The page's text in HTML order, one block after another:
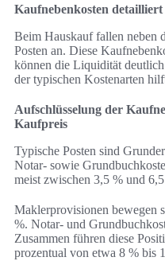
Kaufnebenkosten
Beim Hauskauf fallen neben
Posten an. Diese
können die Liquidität
der typischen Kostenarten
Aufschlüsselung der
Kaufpreis
Typische Posten sind
Notar- sowie
meist zwischen 3,5 % und
Maklerprovisionen bewegen
%. Notar- und
Zusammen führen diese
prozentual von etwa 8 % bis